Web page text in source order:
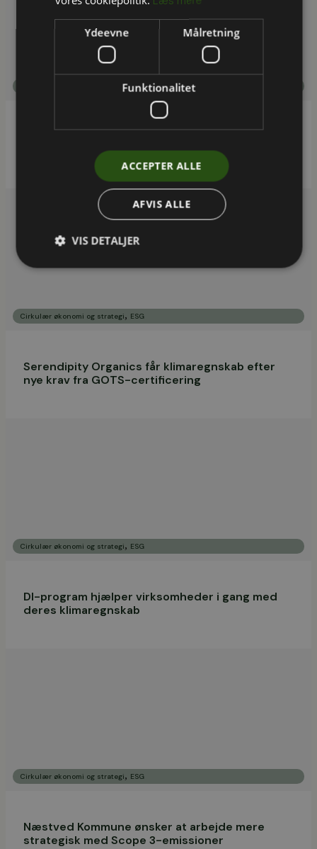
Cirkulær økonomi og strategi
affald omdannes til biobaseret gødning
Cirkulær økonomi og strategi, ESG
Serendipity Organics får klimaregnskab efter
nye krav fra GOTS-certificering
Cirkulær økonomi og strategi, ESG
DI-program hjælper virksomheder i gang med
deres klimaregnskab
Cirkulær økonomi og strategi, ESG
Næstved Kommune ønsker at arbejde mere
strategisk med Scope 3-emissioner
Ydeevne Målretning
Funktionalitet
ACCEPTER ALLE
AFVIS ALLE
VIS DETALJER